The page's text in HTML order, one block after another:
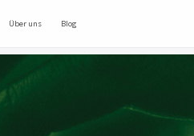
Über uns Blog